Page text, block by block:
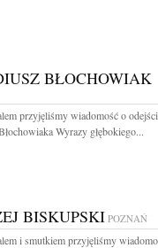
BŁOCHOWIAK
przyjęliśmy wiadomość o
Wyrazy głębokiego...
BISKUPSKIPOZNAŃ
i smutkiem przyjęliśmy